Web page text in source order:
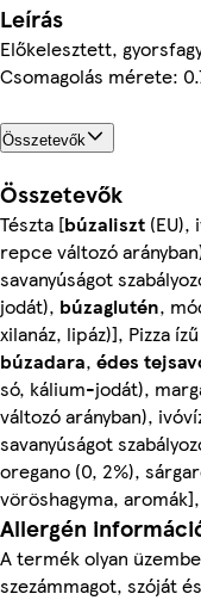
Leírás
Előkelesztett,
Csomagolás mérete:
Összetevők
Összetevők
Tészta [búzaliszt
repce változó
savanyúságot
jodát), búzaglutén,
xilanáz, lipáz)], Pizza
búzadara, édes
só, kálium-jodát),
változó arányban),
savanyúságot
oregano (0, 2%),
vöröshagyma,
Allergén
A termék olyan
szezámmagot, szóját